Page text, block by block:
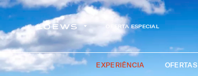
OFERTA ESPECIAL
EXPERIÊNCIA OFERTAS